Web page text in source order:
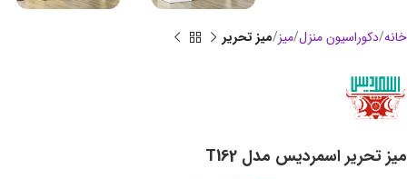
خانه دکوراسیون منزل میز میز تحریر
میز تحریر اسمردیس مدل T162